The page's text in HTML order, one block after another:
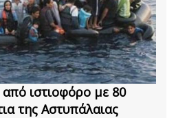
ιστιοφόρο με 80
της Αστυπάλαιας